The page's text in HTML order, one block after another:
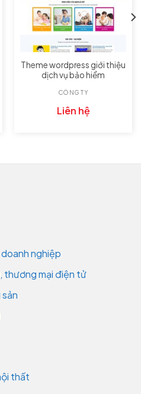
CÔNG TY
Theme wordpress giới thiệu
dịch vụ bảo hiểm
Liên hệ
nghiệp
thương mại điện tử
thất